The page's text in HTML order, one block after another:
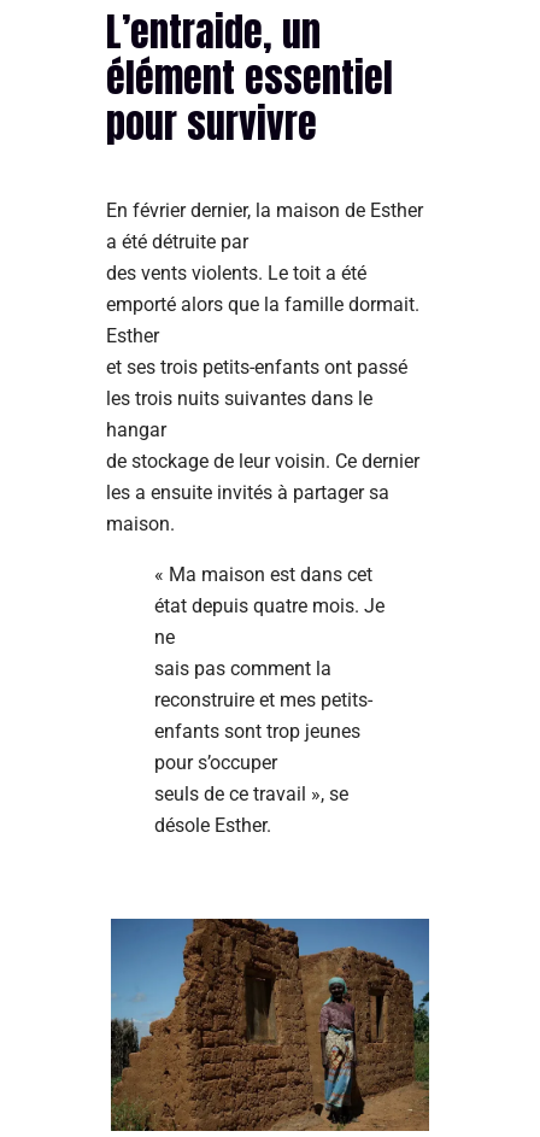
L’entraide, un
élément essentiel
pour survivre
En février dernier, la maison de Esther
a été détruite par
des vents violents. Le toit a été
emporté alors que la famille dormait.
Esther
et ses trois petits-enfants ont passé
les trois nuits suivantes dans le
hangar
de stockage de leur voisin. Ce dernier
les a ensuite invités à partager sa
maison.
« Ma maison est dans cet
état depuis quatre mois. Je
ne
sais pas comment la
reconstruire et mes petits-
enfants sont trop jeunes
pour s’occuper
seuls de ce travail », se
désole Esther.